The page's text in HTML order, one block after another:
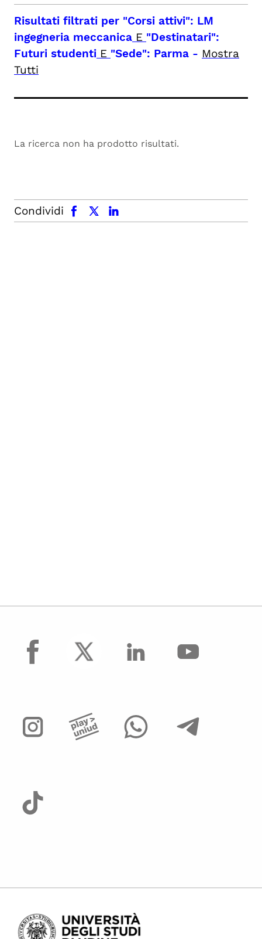
Risultati filtrati per "Corsi attivi": LM
ingegneria meccanica E "Destinatari":
Futuri studenti E "Sede": Parma - Mostra
Tutti
La ricerca non ha prodotto risultati.
Condividi
facebook x.com linkedin
facebook